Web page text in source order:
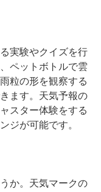
実験やクイズを行
ペットボトルで雲
粒の形を観察する
ます。天気予報の
スター体験をする
ジが可能です。
か。天気マークの